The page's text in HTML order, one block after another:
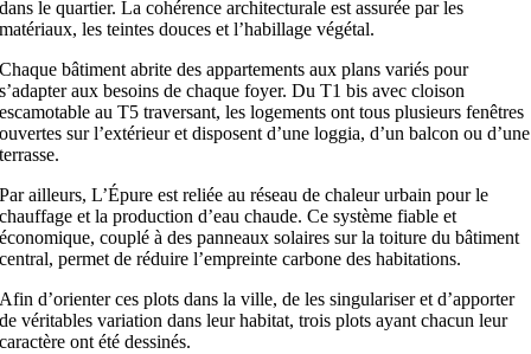
dans le quartier. La cohérence architecturale est assurée par les
matériaux, les teintes douces et l’habillage végétal.
Chaque bâtiment abrite des appartements aux plans variés pour
s’adapter aux besoins de chaque foyer. Du T1 bis avec cloison
escamotable au T5 traversant, les logements ont tous plusieurs fenêtres
ouvertes sur l’extérieur et disposent d’une loggia, d’un balcon ou d’une
terrasse.
Par ailleurs, L’Épure est reliée au réseau de chaleur urbain pour le
chauffage et la production d’eau chaude. Ce système fiable et
économique, couplé à des panneaux solaires sur la toiture du bâtiment
central, permet de réduire l’empreinte carbone des habitations.
Afin d’orienter ces plots dans la ville, de les singulariser et d’apporter
de véritables variation dans leur habitat, trois plots ayant chacun leur
caractère ont été dessinés.